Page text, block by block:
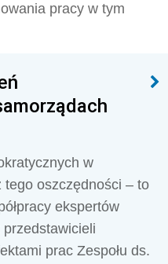
pracy w tym
w
oszczędności – to
ekspertów
prac Zespołu ds.